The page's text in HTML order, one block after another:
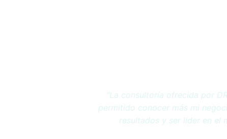
"En DRAVER encontré la
financiera por la que venía
ese gran salto que me ha